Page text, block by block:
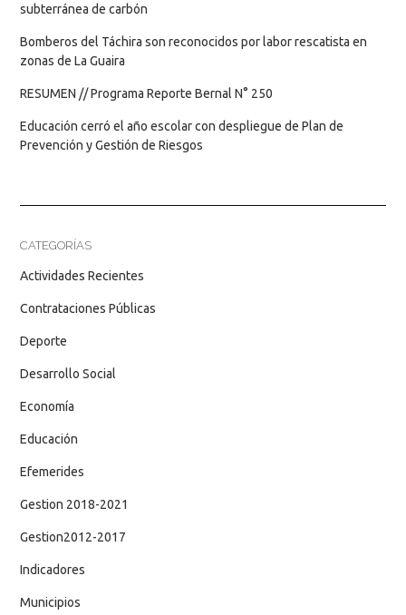
subterránea de carbón
Bomberos del Táchira son reconocidos por labor rescatista en
zonas de La Guaira
RESUMEN // Programa Reporte Bernal N° 250
Educación cerró el año escolar con despliegue de Plan de
Prevención y Gestión de Riesgos
CATEGORÍAS
Actividades Recientes
Contrataciones Públicas
Deporte
Desarrollo Social
Economía
Educación
Efemerides
Gestion 2018-2021
Gestion2012-2017
Indicadores
Municipios